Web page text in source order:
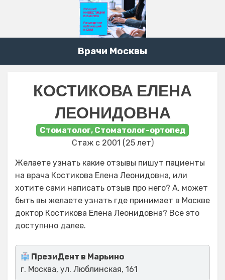
Врачи Москвы
КОСТИКОВА ЕЛЕНА
ЛЕОНИДОВНА
Стоматолог, Стоматолог-ортопед
Стаж с 2001 (25 лет)
Желаете узнать какие отзывы пишут пациенты
на врача Костикова Елена Леонидовна, или
хотите сами написать отзыв про него? А, может
быть вы желаете узнать где принимает в Москве
доктор Костикова Елена Леонидовна? Все это
доступнно далее.
ПрезиДент в Марьино
г. Москва, ул. Люблинская, 161